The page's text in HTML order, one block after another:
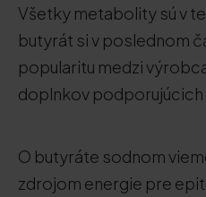
Všetky metabolity sú v
butyrát si v poslednom
popularitu medzi
doplnkov podporujúcich
O butyráte sodnom
zdrojom energie pre